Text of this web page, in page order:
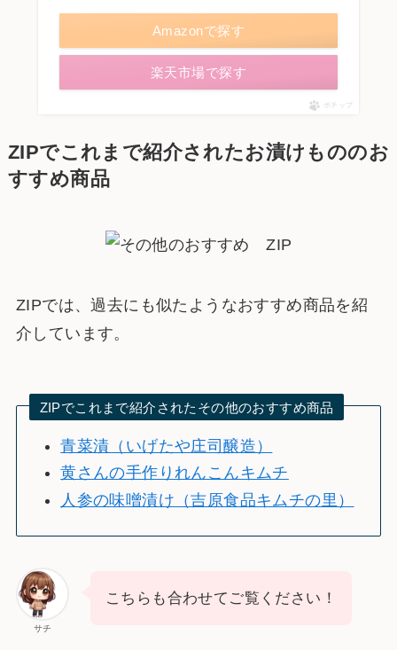
Amazonで探す
楽天市場で探す
ポチップ
ZIPでこれまで紹介されたお漬けもののお
すすめ商品
ZIPでは、過去にも似たようなおすすめ商品を紹
介しています。
ZIPでこれまで紹介されたその他のおすすめ商品
青菜漬（いげたや庄司醸造）
黄さんの手作りれんこんキムチ
人参の味噌漬け（吉原食品キムチの里）
サチ
こちらも合わせてご覧ください！